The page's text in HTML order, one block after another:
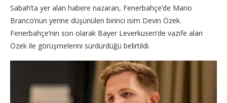
Sabah’ta yer alan habere nazaran, Fenerbahçe’de Mario
Branco’nun yerine düşünülen birinci isim Devin Özek.
Fenerbahçe’nin son olarak Bayer Leverkusen’de vazife alan
Özek ile görüşmelerini sürdürdüğü belirtildi.